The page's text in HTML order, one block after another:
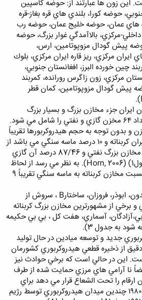
اين زون ها عبارتند از: حوضه كاسپين
حوضه كورا، بلندي هاي قره بغاز-قره
هاي عمان، حوضه خليج عمان، حوضه رب
مركزي، بالاآمدگي غوار بزرگ، حوضه
پيش گودال مزوپوتامين، ارس،
مركزي، ريز قاره ايران مركزي، بلوك
چين خورده البرز، افغانستان جنوبي،
مركزي، زون زاگرس رورانده، كمربند
پيش گودال مزوپوتامين، كمان قطر
مخازن ايران جزء مخازن بزرگ و بسيار بزرگ
محسوب مي شود كه تعداد ٦٤ مخزن گازي و نفتي را شامل مي شود.
و بدون توجه به حجم هيدروكربورها تقريباً
٩٠ درصد مخازن بزرگ ايران كربناته و ١٠ درصد ماسه سنگي مي باشد از
اين تعداد 12/53 درصد مخازن بزرگ نفتي و 87/46 درصد آن گازي
مي باشد ( شكل ٢ و جدول1) (Horn, 2006). به نظر مي رسد از لحاظ
حجم هيدروكربوري نيز نسبت مخازن كربناته به ماسه سنگي تقريباً 9
مخازن اهواز، نوروز، فريدون، ابوذر، فروزان، ساختارB ، سروش از
برخي از مشهورترين مخازن بزرگ كربناته
آسماري، هفت كل ، بي بي حكيمه
به جدول 3).
جديد و توسعه ميادين در حال توليد
از ذخيره قطعي هيدروكربوري كشورمان
اين در حالي است كه برخي حوادث نيز
نا آرامي هاي مرزي حمايت شده از طرف
را تحت الشعاع قرار مي دهد براي
مثال طي جنگ تحميلي ١٩٨٠ چندين ميدان هيدروكربوري توسط رژيم